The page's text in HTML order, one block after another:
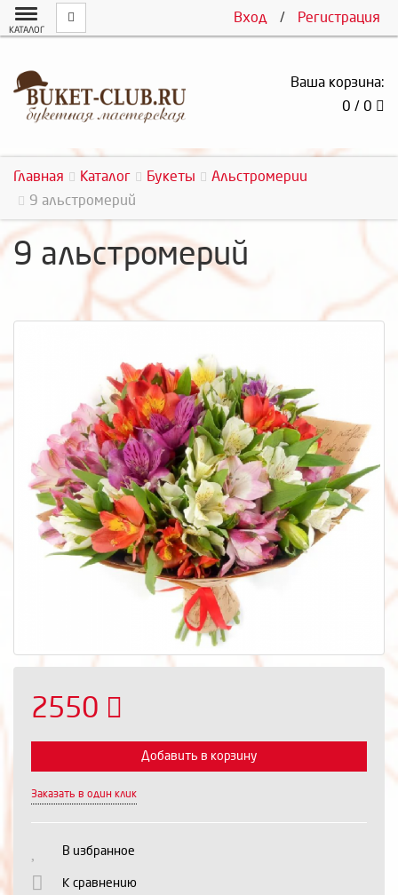
Вход / Регистрация
КАТАЛОГ
Ваша корзина:
0 / 0
Главная Каталог Букеты
Альстромерии
9 альстромерий
9 альстромерий
2550
Выберите количество:
Добавить в корзину
Заказать в один клик
В избранное
К сравнению